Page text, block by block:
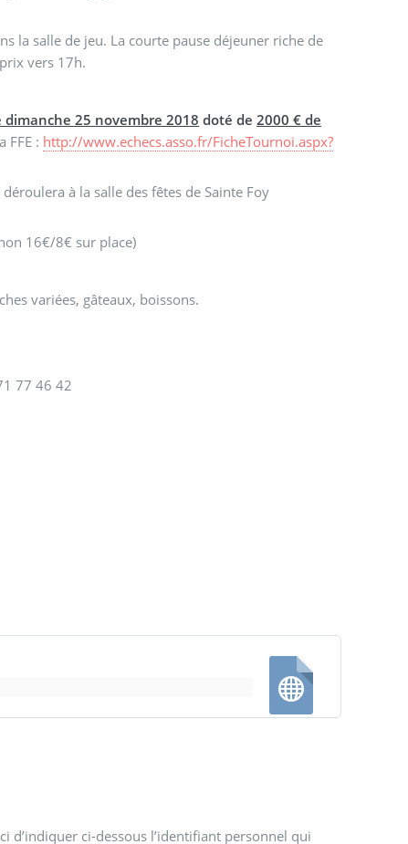
la salle de jeu. La courte pause déjeuner riche de
vers 17h.
dimanche 25 novembre 2018 doté de2000 € de
FFE : http://www.echecs.asso.fr/FicheTournoi.aspx?
à la salle des fêtes de Sainte Foy
16€/8€ sur place)
variées, gâteaux, boissons.
77 46 42
d’indiquer ci-dessous l’identifiant personnel qui